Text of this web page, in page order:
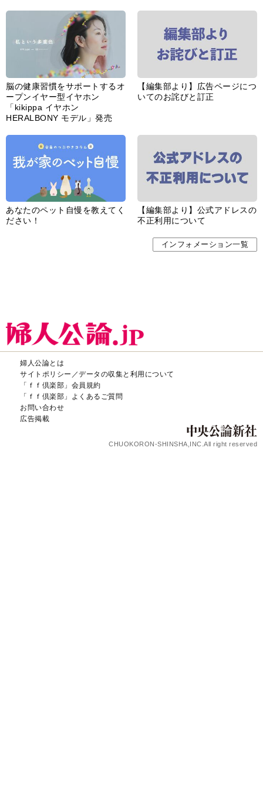
脳の健康習慣をサポートするオ
ープンイヤー型イヤホン
「kikippa イヤホン
HERALBONY モデル」発売
【編集部より】広告ページにつ
いてのお詫びと訂正
あなたのペット自慢を教えてく
ださい！
【編集部より】公式アドレスの
不正利用について
インフォメーション一覧
婦人公論とは
サイトポリシー／データの収集と利用について
「ｆｆ倶楽部」会員規約
「ｆｆ倶楽部」よくあるご質問
お問い合わせ
広告掲載
CHUOKORON-SHINSHA,INC.All right reserved